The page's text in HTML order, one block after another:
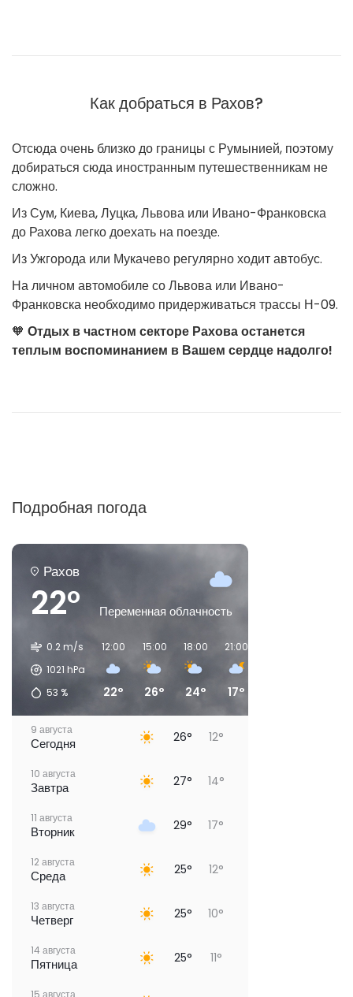
Как добраться в Рахов?
Отсюда очень близко до границы с Румынией, поэтому
добираться сюда иностранным путешественникам не
сложно.
Из Сум, Киева, Луцка, Львова или Ивано-Франковска
до Рахова легко доехать на поезде.
Из Ужгорода или Мукачево регулярно ходит автобус.
На личном автомобиле со Львова или Ивано-
Франковска необходимо придерживаться трассы Н-09.
🧡 Отдых в частном секторе Рахова останется
теплым воспоминанием в Вашем сердце надолго!
Подробная погода
Рахов
22° Переменная облачность
0.2 m/s
1021 hPa
53 %
12:00
22°
15:00
26°
18:00
24°
21:00
17°
9 августа
Сегодня 26° 12°
10 августа
Завтра 27° 14°
11 августа
Вторник 29° 17°
12 августа
Среда 25° 12°
13 августа
Четверг 25° 10°
14 августа
Пятница 25° 11°
15 августа